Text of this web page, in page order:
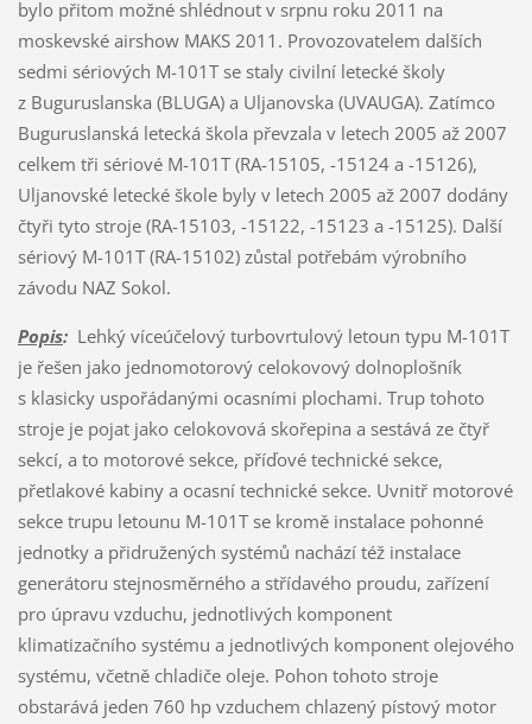
bylo přitom možné shlédnout v srpnu roku 2011 na
moskevské airshow MAKS 2011. Provozovatelem dalších
sedmi sériových M-101T se staly civilní letecké školy
z Buguruslanska (BLUGA) a Uljanovska (UVAUGA). Zatímco
Buguruslanská letecká škola převzala v letech 2005 až 2007
celkem tři sériové M-101T (RA-15105, -15124 a -15126),
Uljanovské letecké škole byly v letech 2005 až 2007 dodány
čtyři tyto stroje (RA-15103, -15122, -15123 a -15125). Další
sériový M-101T (RA-15102) zůstal potřebám výrobního
závodu NAZ Sokol.
Popis:Lehký víceúčelový turbovrtulový letoun typu M-101T
je řešen jako jednomotorový celokovový dolnoplošník
s klasicky uspořádanými ocasními plochami. Trup tohoto
stroje je pojat jako celokovová skořepina a sestává ze čtyř
sekcí, a to motorové sekce, příďové technické sekce,
přetlakové kabiny a ocasní technické sekce. Uvnitř motorové
sekce trupu letounu M-101T se kromě instalace pohonné
jednotky a přidružených systémů nachází též instalace
generátoru stejnosměrného a střídavého proudu, zařízení
pro úpravu vzduchu, jednotlivých komponent
klimatizačního systému a jednotlivých komponent olejového
systému, včetně chladiče oleje. Pohon tohoto stroje
obstarává jeden 760 hp vzduchem chlazený pístový motor